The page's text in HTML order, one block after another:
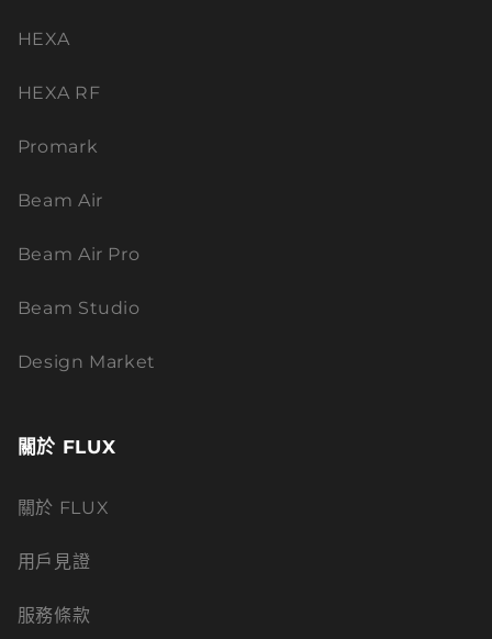
HEXA
HEXA RF
Promark
Beam Air
Beam Air Pro
Beam Studio
Design Market
關於 FLUX
關於 FLUX
用戶見證
服務條款